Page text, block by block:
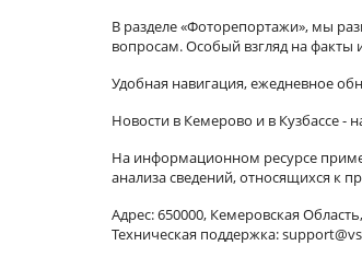
В разделе «Фоторепортажи», мы
вопросам. Особый взгляд на
Удобная навигация, ежедневное
Новости в Кемерово и в Кузбассе -
На информационном ресурсе
анализа сведений, относящихся к
Адрес: 650000, Кемеровская
Техническая поддержка: